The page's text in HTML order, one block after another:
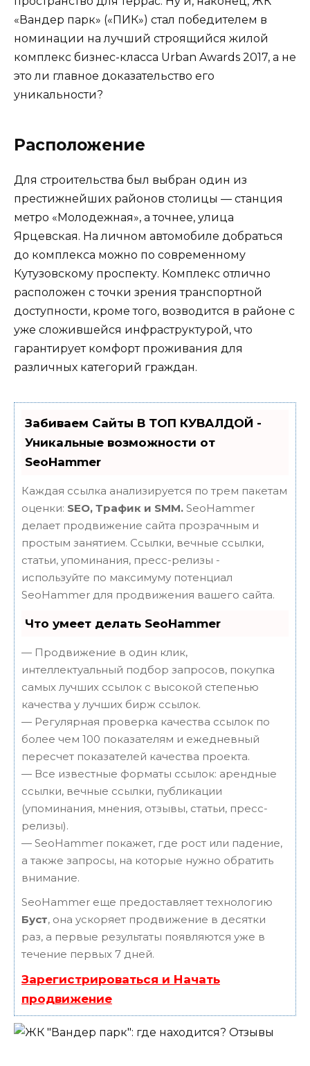
«Вандер парк» («ПИК») стал победителем в
номинации на лучший строящийся жилой
комплекс бизнес-класса Urban Awards 2017, а не
это ли главное доказательство его
уникальности?
Расположение
Для строительства был выбран один из
престижнейших районов столицы — станция
метро «Молодежная», а точнее, улица
Ярцевская. На личном автомобиле добраться
до комплекса можно по современному
Кутузовскому проспекту. Комплекс отлично
расположен с точки зрения транспортной
доступности, кроме того, возводится в районе с
уже сложившейся инфраструктурой, что
гарантирует комфорт проживания для
различных категорий граждан.
Забиваем Сайты В ТОП КУВАЛДОЙ -
Уникальные возможности от
SeoHammer
Каждая ссылка анализируется по трем пакетам
оценки: SEO, Трафик и SMM. SeoHammer
делает продвижение сайта прозрачным и
простым занятием. Ссылки, вечные ссылки,
статьи, упоминания, пресс-релизы -
используйте по максимуму потенциал
SeoHammer для продвижения вашего сайта.
Что умеет делать SeoHammer
— Продвижение в один клик,
интеллектуальный подбор запросов, покупка
самых лучших ссылок с высокой степенью
качества у лучших бирж ссылок.
— Регулярная проверка качества ссылок по
более чем 100 показателям и ежедневный
пересчет показателей качества проекта.
— Все известные форматы ссылок: арендные
ссылки, вечные ссылки, публикации
(упоминания, мнения, отзывы, статьи, пресс-
релизы).
— SeoHammer покажет, где рост или падение,
а также запросы, на которые нужно обратить
внимание.
SeoHammer еще предоставляет технологию
Буст, она ускоряет продвижение в десятки
раз, а первые результаты появляются уже в
течение первых 7 дней.
Зарегистрироваться и Начать
продвижение